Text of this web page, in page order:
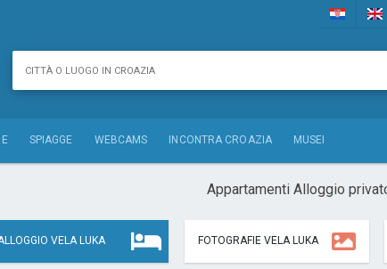
SPIAGGE WEBCAMS INCONTRA CROAZIA MUSEI
Appartamenti Alloggio
VELA LUKA FOTOGRAFIE VELA LUKA